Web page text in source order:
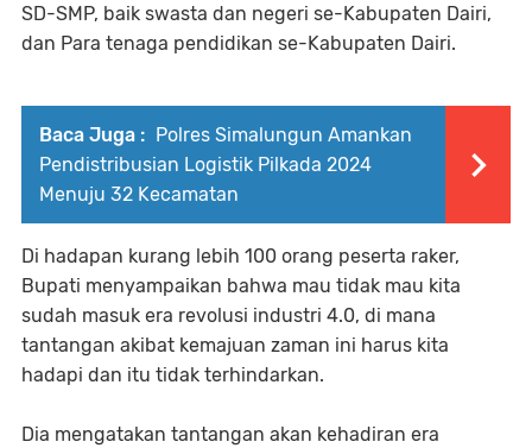
SD-SMP, baik swasta dan negeri se-Kabupaten Dairi,
dan Para tenaga pendidikan se-Kabupaten Dairi.
Baca Juga : Polres Simalungun Amankan
Pendistribusian Logistik Pilkada 2024
Menuju 32 Kecamatan
Di hadapan kurang lebih 100 orang peserta raker,
Bupati menyampaikan bahwa mau tidak mau kita
sudah masuk era revolusi industri 4.0, di mana
tantangan akibat kemajuan zaman ini harus kita
hadapi dan itu tidak terhindarkan.
Dia mengatakan tantangan akan kehadiran era